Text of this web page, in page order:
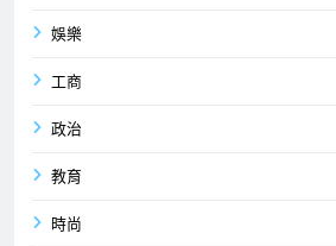
娛樂
工商
政治
教育
時尚